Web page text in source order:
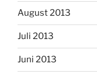
August 2013
Juli 2013
Juni 2013